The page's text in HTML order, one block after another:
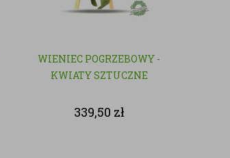
WIENIEC POGRZEBOWY -
KWIATY SZTUCZNE
339,50 zł